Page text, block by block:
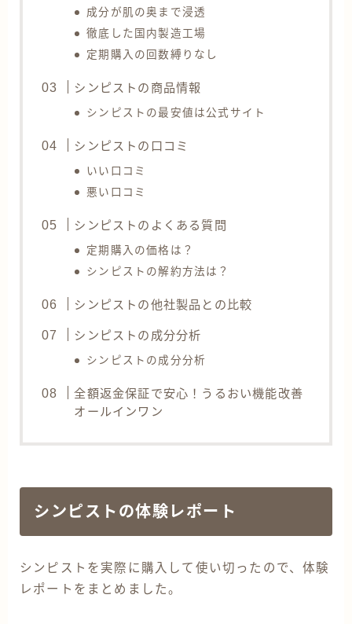
成分が肌の奥まで浸透
徹底した国内製造工場
定期購入の回数縛りなし
シンピストの商品情報
シンピストの最安値は公式サイト
シンピストの口コミ
いい口コミ
悪い口コミ
シンピストのよくある質問
定期購入の価格は？
シンピストの解約方法は？
シンピストの他社製品との比較
シンピストの成分分析
シンピストの成分分析
全額返金保証で安心！うるおい機能改善
オールインワン
シンピストの体験レポート
シンピストを実際に購入して使い切ったので、体験
レポートをまとめました。